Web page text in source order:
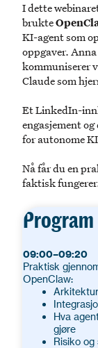
I dette
brukte
KI-agent som
oppgaver.
kommuniserer
Claude som
Et LinkedIn-
engasjement
for autonome
Nå får du en
faktisk
Program
09:00–09:20
Praktisk
OpenClaw:
Hva
gjøre
Risiko